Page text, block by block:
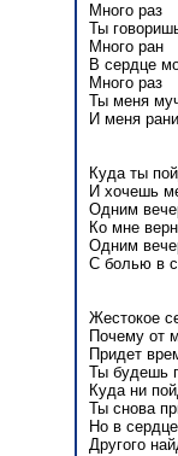
Много раз
Ты
Много ран
В сердце
Много раз
Ты меня
И меня
Куда ты
И хочешь
Одним
Ко мне
Одним
С болью в
Жестокое
Почему от
Придет
Ты будешь
Куда ни
Ты снова
Но в
Другого